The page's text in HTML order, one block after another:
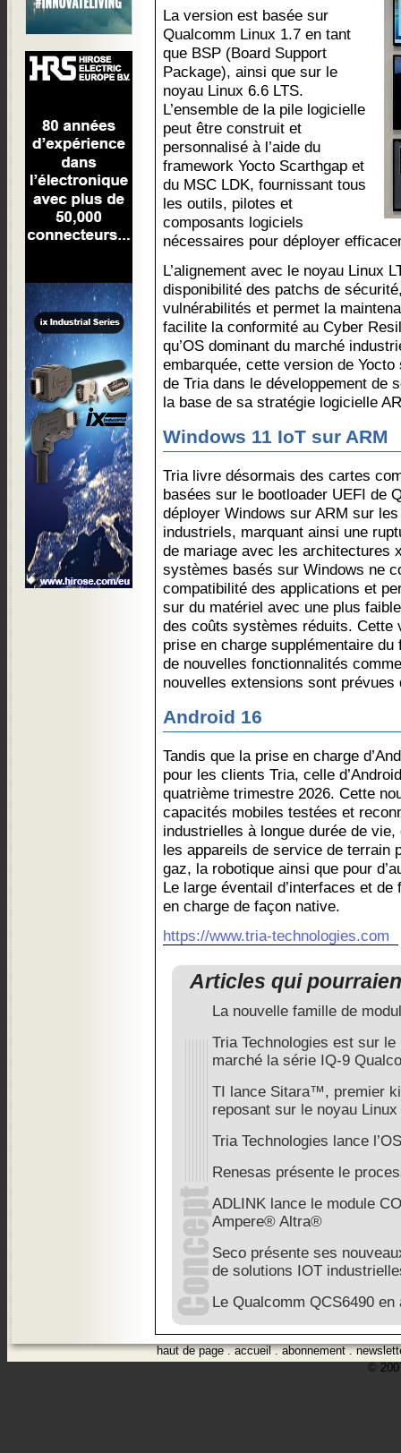
La version est basée sur
Qualcomm Linux 1.7 en tant
que BSP (Board Support
Package), ainsi que sur le
noyau Linux 6.6 LTS.
L’ensemble de la pile logicielle
peut être construit et
personnalisé à l’aide du
framework Yocto Scarthgap et
du MSC LDK, fournissant tous
les outils, pilotes et
composants logiciels
nécessaires pour déployer
L’alignement avec le noyau Linux
disponibilité des patchs de
vulnérabilités et permet la
facilite la conformité au Cyber
qu’OS dominant du marché
embarquée, cette version de
de Tria dans le développement de
la base de sa stratégie logicielle
Windows 11 IoT sur ARM
Tria livre désormais des cartes
basées sur le bootloader UEFI de
déployer Windows sur ARM sur
industriels, marquant ainsi une
de mariage avec les architectures
systèmes basés sur Windows ne
compatibilité des applications et
sur du matériel avec une plus
des coûts systèmes réduits. Cette
prise en charge supplémentaire
de nouvelles fonctionnalités
nouvelles extensions sont prévues
Android 16
Tandis que la prise en charge
pour les clients Tria, celle
quatrième trimestre 2026. Cette
capacités mobiles testées et
industrielles à longue durée de
les appareils de service de terrain
gaz, la robotique ainsi que pour
Le large éventail d’interfaces et
en charge de façon native.
https://www.tria-technologies.com
Articles qui
La nouvelle famille de
Tria Technologies est sur le
marché la série IQ-9
TI lance Sitara™, premier
reposant sur le noyau
Tria Technologies lance
Renesas présente le
ADLINK lance le module
Ampere® Altra®
Seco présente ses
de solutions IOT
Le Qualcomm QCS6490
haut de page.accueil.abonnement.
©